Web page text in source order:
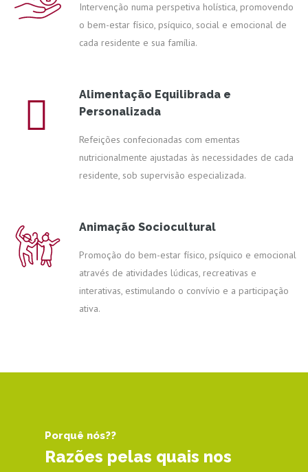
Intervenção numa perspetiva holística, promovendo
o bem-estar físico, psíquico, social e emocional de
cada residente e sua família.
Alimentação Equilibrada e
Personalizada
Refeições confecionadas com ementas
nutricionalmente ajustadas às necessidades de cada
residente, sob supervisão especializada.
Animação Sociocultural
Promoção do bem-estar físico, psíquico e emocional
através de atividades lúdicas, recreativas e
interativas, estimulando o convívio e a participação
ativa.
Porquê nós??
Razões pelas quais nos